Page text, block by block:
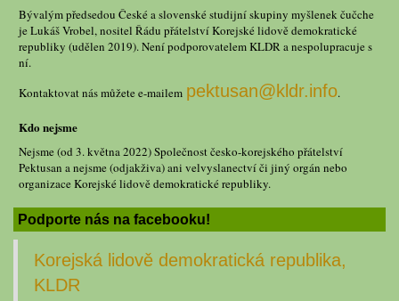
Bývalým předsedou České a slovenské studijní skupiny myšlenek čučche
je Lukáš Vrobel, nositel Řádu přátelství Korejské lidově demokratické
republiky (udělen 2019). Není podporovatelem KLDR a nespolupracuje s
ní.
Kontaktovat nás můžete e-mailem pektusan@kldr.info.
Kdo nejsme
Nejsme (od 3. května 2022) Společnost česko-korejského přátelství
Pektusan a nejsme (odjakživa) ani velvyslanectví či jiný orgán nebo
organizace Korejské lidově demokratické republiky.
Podporte nás na facebooku!
Korejská lidově demokratická republika,
KLDR